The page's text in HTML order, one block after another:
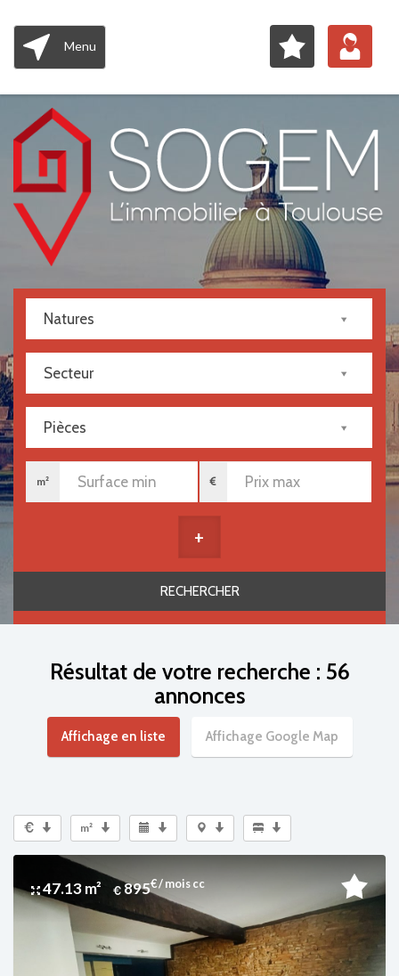
Menu
Natures
Secteur
Pièces
m²
+
Résultat de votre recherche : 56
annonces
Affichage en liste Affichage Google Map
m²
47.13 m² 895€ / mois cc